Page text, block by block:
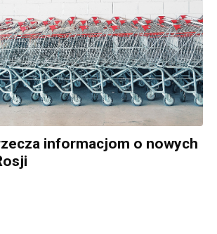
informacjom o nowych